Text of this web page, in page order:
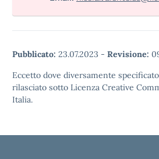
Pubblicato: 23.07.2023 - Revisione:
Eccetto dove diversamente
rilasciato sotto Licenza Creative
Italia.